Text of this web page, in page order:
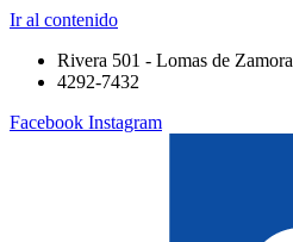
Ir al contenido
Rivera 501 - Lomas de Zamora
4292-7432
Facebook Instagram